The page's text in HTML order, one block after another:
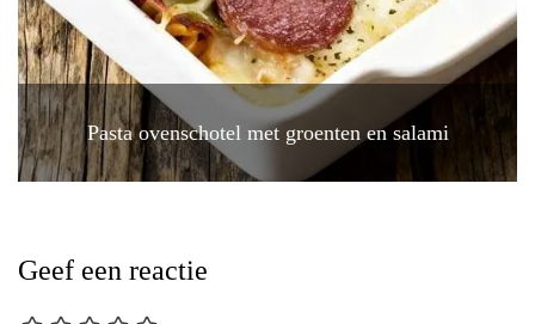
Pasta ovenschotel met groenten en salami
Geef een reactie